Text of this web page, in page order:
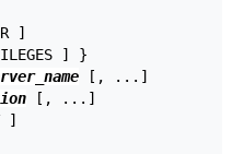
]
] }
[, ...]
[, ...]
]